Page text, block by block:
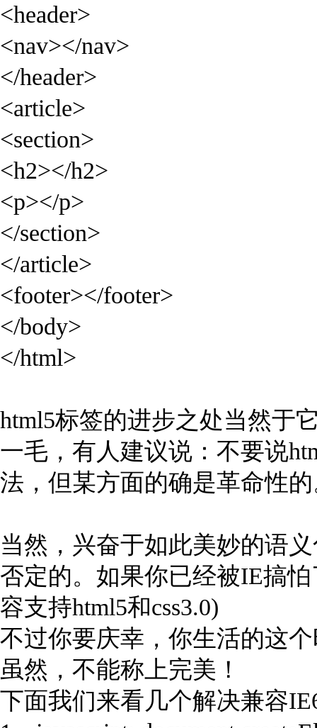
<header>
<nav></nav>
</header>
<article>
<section>
<h2></h2>
<p></p>
</section>
</article>
<footer></footer>
</body>
</html>
html5标签的进步之处当然于
一毛，有人建议说：不要说
法，但某方面的确是革命性
当然，兴奋于如此美妙的语
否定的。如果你已经被IE搞
容支持html5和css3.0)
不过你要庆幸，你生活的这
虽然，不能称上完美！
下面我们来看几个解决兼容